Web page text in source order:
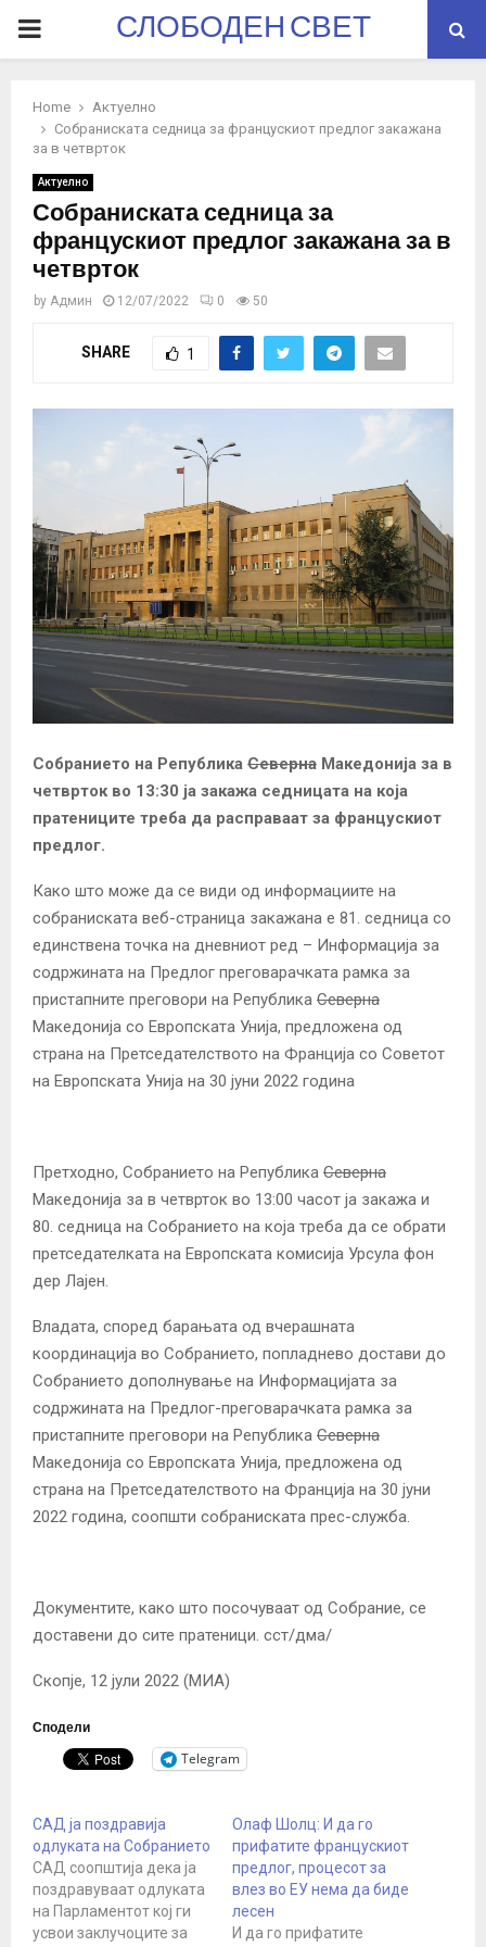
PRIMARYСЛОБОДЕН СВЕТ
Home
Актуелно
Собраниската седница за францускиот предлог закажана
за в четврток
Актуелно
Собраниската седница за
францускиот предлог закажана за в
четврток
by Админ 12/07/2022 0 50
SHARE 1
Собранието на Република Северна Македонија за в
четврток во 13:30 ја закажа седницата на која
пратениците треба да расправаат за францускиот
предлог.
Како што може да се види од информациите на
собраниската веб-страница закажана е 81. седница со
единствена точка на дневниот ред – Информација за
содржината на Предлог преговарачката рамка за
пристапните преговори на Република Северна
Македонија со Европската Унија, предложена од
страна на Претседателството на Франција со Советот
на Европската Унија на 30 јуни 2022 година
Претходно, Собранието на Република Северна
Македонија за в четврток во 13:00 часот ја закажа и
80. седница на Собранието на која треба да се обрати
претседателката на Европската комисија Урсула фон
дер Лајен.
Владата, според барањата од вчерашната
координација во Собранието, попладнево достави до
Собранието дополнување на Информацијата за
содржината на Предлог-преговарачката рамка за
пристапните преговори на Република Северна
Македонија со Европската Унија, предложена од
страна на Претседателството на Франција на 30 јуни
2022 година, соопшти собраниската прес-служба.
Документите, како што посочуваат од Собрание, се
доставени до сите пратеници. сст/дма/
Скопје, 12 јули 2022 (МИА)
Сподели
Telegram
САД ја поздравија
одлуката на Собранието
САД соопштија дека ја
поздравуваат одлуката
на Парламентот кој ги
усвои заклучоците за
Олаф Шолц: И да го
прифатите францускиот
предлог, процесот за
влез во ЕУ нема да биде
лесен
И да го прифатите